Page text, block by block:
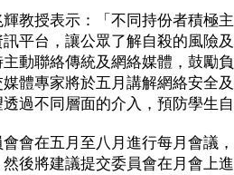
授表示：「不同持份者積極主
訊平台，讓公眾了解自殺的風險
動聯絡傳統及網絡媒體，鼓勵
體專家將於五月講解網絡安全
過不同層面的介入，預防學生
在五月至八月進行每月會議，
後將建議提交委員會在月會上